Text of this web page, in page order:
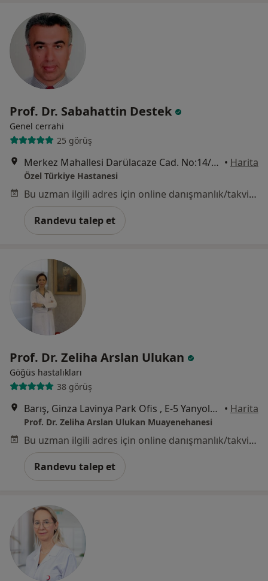
Prof. Dr. Sabahattin Destek
Genel cerrahi
25 görüş
Merkez Mahallesi Darülacaze Cad. No:14/1, Şişli • Harita
Özel Türkiye Hastanesi
Bu uzman ilgili adres için online danışmanlık/takvim sunmuyor.
Randevu talep et
Prof. Dr. Zeliha Arslan Ulukan
Göğüs hastalıkları
38 görüş
Barış, Ginza Lavinya Park Ofis , E-5 Yanyolu A Blok K:8 D:159, 34520 Beylikdüzü/İstanbul, İstanbul • Harita
Prof. Dr. Zeliha Arslan Ulukan Muayenehanesi
Bu uzman ilgili adres için online danışmanlık/takvim sunmuyor.
Randevu talep et